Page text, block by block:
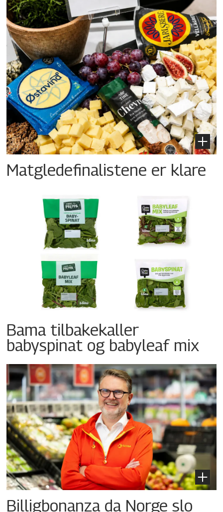
Matgledefinalistene er klare
Bama tilbakekaller
babyspinat og babyleaf mix
Billigbonanza da Norge slo